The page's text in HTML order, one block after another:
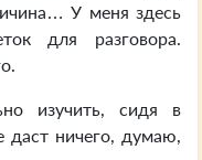
У меня здесь
для разговора.
изучить, сидя в
даст ничего, думаю,